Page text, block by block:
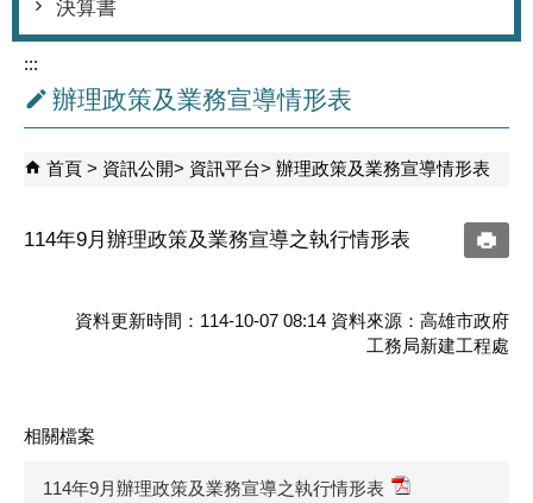
決算書
:::
辦理政策及業務宣導情形表
首頁 資訊公開 資訊平台 辦理政策及業務宣導情形表
114年9月辦理政策及業務宣導之執行情形表
資料更新時間：114-10-07 08:14 資料來源：高雄市政府
工務局新建工程處
相關檔案
114年9月辦理政策及業務宣導之執行情形表